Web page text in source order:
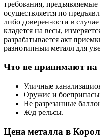
требования,
осуществляется по
либо доверенности в
кладется на весы,
разрабатывается акт
разнотипный металл для
Что не принимают на
Уличные
Оружие и
Не разрезанные
Ж/д рельсы.
Цена металла в